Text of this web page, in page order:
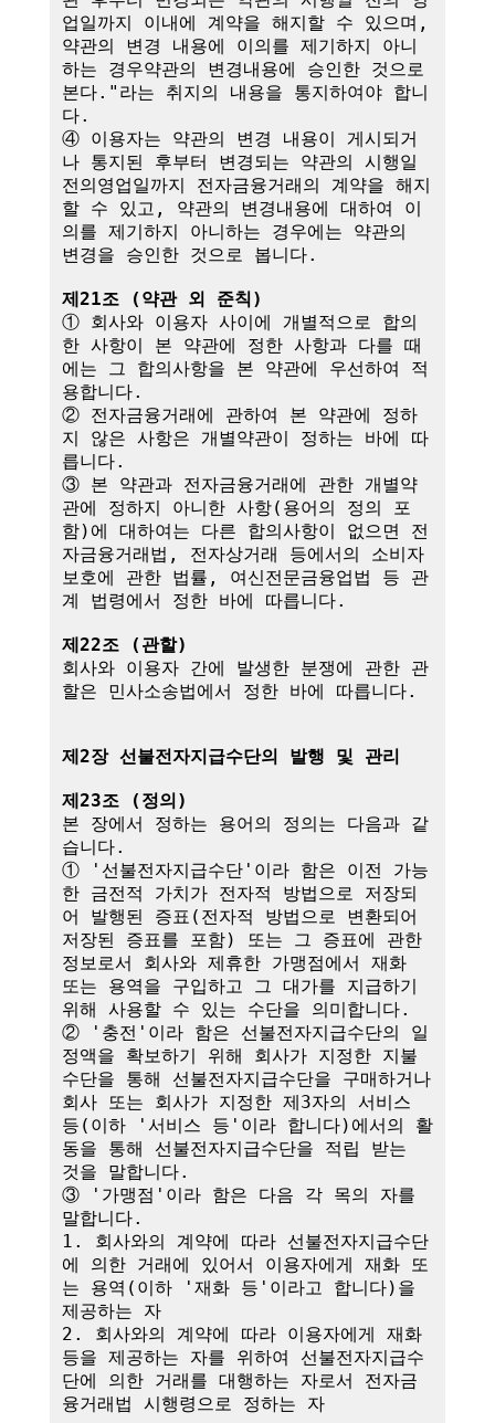
업일까지 이내에 계약을 해지할 수 있으며,
약관의 변경 내용에 이의를 제기하지 아니
하는 경우약관의 변경내용에 승인한 것으로
본다."라는 취지의 내용을 통지하여야 합니
다.
④ 이용자는 약관의 변경 내용이 게시되거
나 통지된 후부터 변경되는 약관의 시행일
전의영업일까지 전자금융거래의 계약을 해지
할 수 있고, 약관의 변경내용에 대하여 이
의를 제기하지 아니하는 경우에는 약관의
변경을 승인한 것으로 봅니다.
제21조 (약관 외 준칙)
① 회사와 이용자 사이에 개별적으로 합의
한 사항이 본 약관에 정한 사항과 다를 때
에는 그 합의사항을 본 약관에 우선하여 적
용합니다.
② 전자금융거래에 관하여 본 약관에 정하
지 않은 사항은 개별약관이 정하는 바에 따
릅니다.
③ 본 약관과 전자금융거래에 관한 개별약
관에 정하지 아니한 사항(용어의 정의 포
함)에 대하여는 다른 합의사항이 없으면 전
자금융거래법, 전자상거래 등에서의 소비자
보호에 관한 법률, 여신전문금융업법 등 관
계 법령에서 정한 바에 따릅니다.
제22조 (관할)
회사와 이용자 간에 발생한 분쟁에 관한 관
할은 민사소송법에서 정한 바에 따릅니다.
제2장 선불전자지급수단의 발행 및 관리
제23조 (정의)
본 장에서 정하는 용어의 정의는 다음과 같
습니다.
① '선불전자지급수단'이라 함은 이전 가능
한 금전적 가치가 전자적 방법으로 저장되
어 발행된 증표(전자적 방법으로 변환되어
저장된 증표를 포함) 또는 그 증표에 관한
정보로서 회사와 제휴한 가맹점에서 재화
또는 용역을 구입하고 그 대가를 지급하기
위해 사용할 수 있는 수단을 의미합니다.
② '충전'이라 함은 선불전자지급수단의 일
정액을 확보하기 위해 회사가 지정한 지불
수단을 통해 선불전자지급수단을 구매하거나
회사 또는 회사가 지정한 제3자의 서비스
등(이하 '서비스 등'이라 합니다)에서의 활
동을 통해 선불전자지급수단을 적립 받는
것을 말합니다.
③ '가맹점'이라 함은 다음 각 목의 자를
말합니다.
1. 회사와의 계약에 따라 선불전자지급수단
에 의한 거래에 있어서 이용자에게 재화 또
는 용역(이하 '재화 등'이라고 합니다)을
제공하는 자
2. 회사와의 계약에 따라 이용자에게 재화
등을 제공하는 자를 위하여 선불전자지급수
단에 의한 거래를 대행하는 자로서 전자금
융거래법 시행령으로 정하는 자